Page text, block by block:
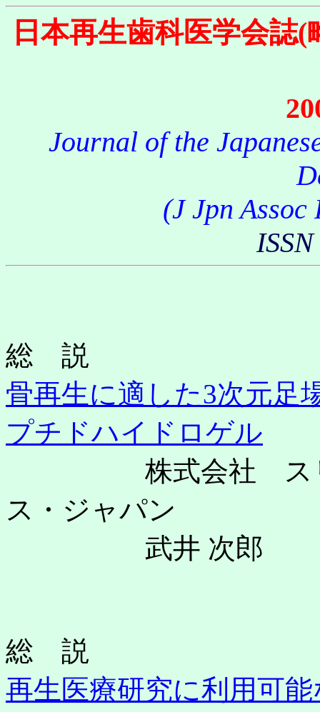
日本再生歯科医学会
Journal of the
(J Jpn Assoc
総 説
骨再生に適した3次元足
プチドハイドロゲル
株式会社 スリー
ス・ジャパン
武井 次郎
総 説
再生医療研究に利用可